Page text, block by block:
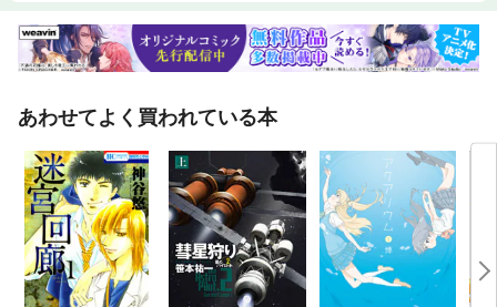
あわせてよく買われている本